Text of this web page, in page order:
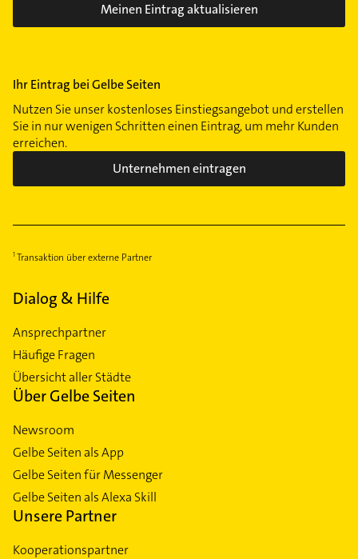
Meinen Eintrag aktualisieren
Ihr Eintrag bei Gelbe Seiten
Nutzen Sie unser kostenloses Einstiegsangebot und erstellen
Sie in nur wenigen Schritten einen Eintrag, um mehr Kunden
erreichen.
Unternehmen eintragen
Transaktion über externe Partner
Dialog & Hilfe
Ansprechpartner
Häufige Fragen
Übersicht aller Städte
Über Gelbe Seiten
Newsroom
Gelbe Seiten als App
Gelbe Seiten für Messenger
Gelbe Seiten als Alexa Skill
Unsere Partner
Kooperationspartner